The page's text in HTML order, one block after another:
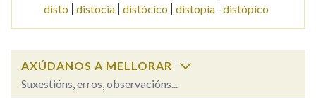
BUSCAR NO CONTIDO
Nas definicións
disto distocia distócico distopía distópico
AXÚDANOS A MELLORAR
Suxestións, erros, observacións...